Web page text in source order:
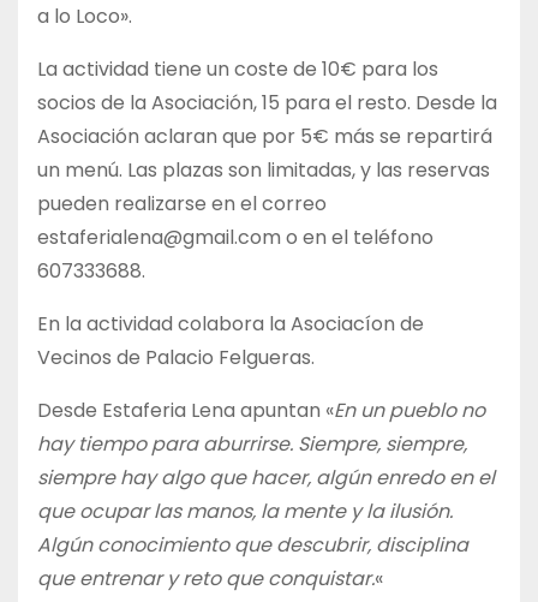
a lo Loco».
La actividad tiene un coste de 10€ para los
socios de la Asociación, 15 para el resto. Desde la
Asociación aclaran que por 5€ más se repartirá
un menú. Las plazas son limitadas, y las reservas
pueden realizarse en el correo
estaferialena@gmail.com o en el teléfono
607333688.
En la actividad colabora la Asociacíon de
Vecinos de Palacio Felgueras.
Desde Estaferia Lena apuntan «En un pueblo no
hay tiempo para aburrirse. Siempre, siempre,
siempre hay algo que hacer, algún enredo en el
que ocupar las manos, la mente y la ilusión.
Algún conocimiento que descubrir, disciplina
que entrenar y reto que conquistar.«